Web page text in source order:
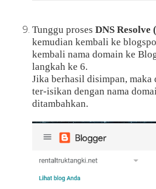
Tunggu proses DNS Resolve
kemudian kembali ke
kembali nama domain ke
langkah ke 6.
Jika berhasil disimpan, maka
ter-isikan dengan nama
ditambahkan.